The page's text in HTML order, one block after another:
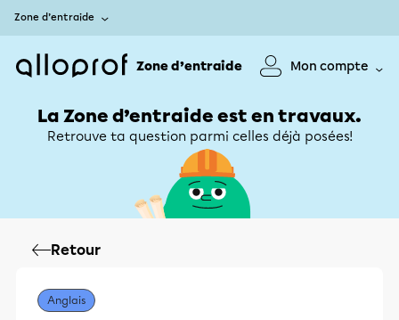
Zone d’entraide
Zone d’entraide Mon compte
La Zone d’entraide est en travaux.
Retrouve ta question parmi celles déjà posées!
Retour
Anglais